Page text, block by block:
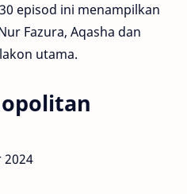
episod ini menampilkan
Fazura, Aqasha dan
utama.
2024